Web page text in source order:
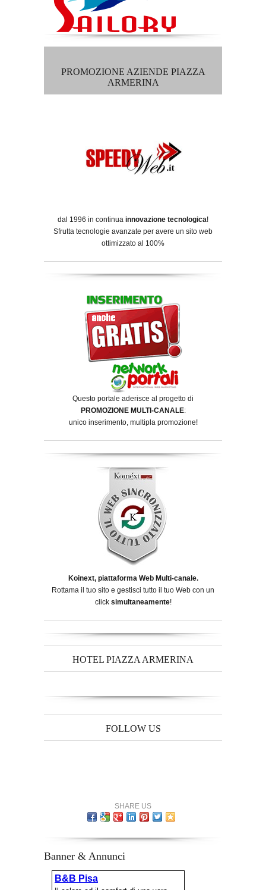
PROMOZIONE AZIENDE PIAZZA
ARMERINA
dal 1996 in continua innovazione tecnologica!
Sfrutta tecnologie avanzate per avere un sito web
ottimizzato al 100%
Questo portale aderisce al progetto di
PROMOZIONE MULTI-CANALE:
unico inserimento, multipla promozione!
Koinext, piattaforma Web Multi-canale.
Rottama il tuo sito e gestisci tutto il tuo Web con un
click simultaneamente!
HOTEL PIAZZA ARMERINA
FOLLOW US
SHARE US
Banner & Annunci